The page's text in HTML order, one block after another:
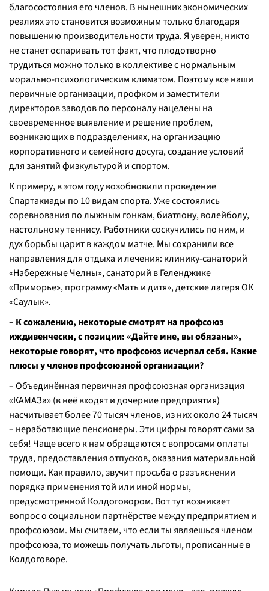
благосостояния его членов. В нынешних экономических
реалиях это становится возможным только благодаря
повышению производительности труда. Я уверен, никто
не станет оспаривать тот факт, что плодотворно
трудиться можно только в коллективе с нормальным
морально-психологическим климатом. Поэтому все наши
первичные организации, профком и заместители
директоров заводов по персоналу нацелены на
своевременное выявление и решение проблем,
возникающих в подразделениях, на организацию
корпоративного и семейного досуга, создание условий
для занятий физкультурой и спортом.
К примеру, в этом году возобновили проведение
Спартакиады по 10 видам спорта. Уже состоялись
соревнования по лыжным гонкам, биатлону, волейболу,
настольному теннису. Работники соскучились по ним, и
дух борьбы царит в каждом матче. Мы сохранили все
направления для отдыха и лечения: клинику-санаторий
«Набережные Челны», санаторий в Геленджике
«Приморье», программу «Мать и дитя», детские лагеря ОК
«Саулык».
– К сожалению, некоторые смотрят на профсоюз
иждивенчески, с позиции: «Дайте мне, вы обязаны»,
некоторые говорят, что профсоюз исчерпал себя. Какие
плюсы у членов профсоюзной организации?
– Объединённая первичная профсоюзная организация
«КАМАЗа» (в неё входят и дочерние предприятия)
насчитывает более 70 тысяч членов, из них около 24 тысяч
– неработающие пенсионеры. Эти цифры говорят сами за
себя! Чаще всего к нам обращаются с вопросами оплаты
труда, предоставления отпусков, оказания материальной
помощи. Как правило, звучит просьба о разъяснении
порядка применения той или иной нормы,
предусмотренной Колдоговором. Вот тут возникает
вопрос о социальном партнёрстве между предприятием и
профсоюзом. Мы считаем, что если ты являешься членом
профсоюза, то можешь получать льготы, прописанные в
Колдоговоре.